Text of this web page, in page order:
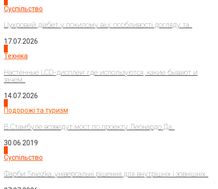
Суспільство
Цукровий діабет у похилому віці: особливості догляду та...
17.07.2026
Техніка
Настенные LCD-дисплеи: где используются, какие бывают и
зачем...
14.07.2026
Подорожі та туризм
В Стамбуле возведут мост по проекту Леонардо Да...
30.06.2019
Суспільство
Фарби Sniezka: універсальні рішення для внутрішніх і зовнішніх...